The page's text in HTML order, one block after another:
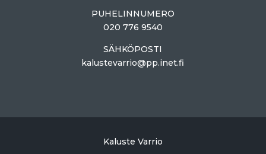
PUHELINNUMERO
020 776 9540
SÄHKÖPOSTI
kalustevarrio@pp.inet.fi
Kaluste Varrio